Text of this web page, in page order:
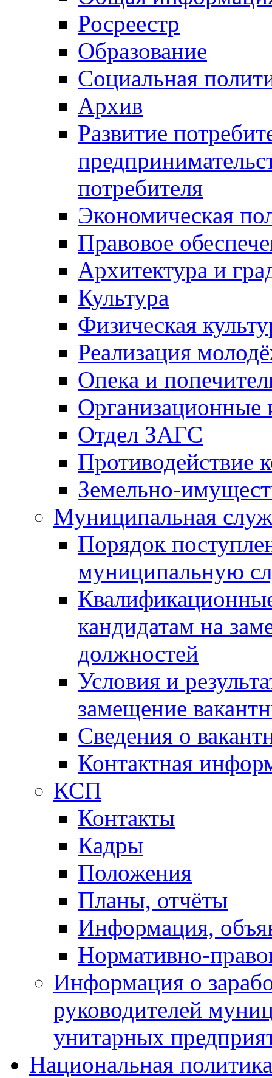
Росреестр
Образование
Социальная
Архив
Развитие
потребителя
Экономическая
Правовое
Архитектура и
Культура
Физическая
Реализация
Опека и
Отдел ЗАГС
Противодействие
Земельно-
Муниципальная
Порядок
муниципальную
кандидатам на
должностей
Условия и
замещение
Сведения о
Контактная
КСП
Контакты
Кадры
Положения
Планы, отчёты
Информация,
Нормативно-
Информация о
руководителей
унитарных
Национальная политика